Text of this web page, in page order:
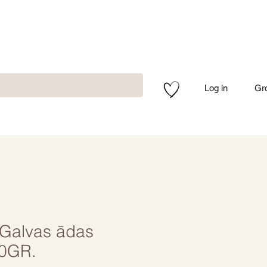
Log in
ādas